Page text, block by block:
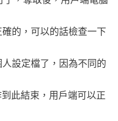
的，可以的話檢查一下
設定檔了，因為不同的
此結束，用戶端可以正